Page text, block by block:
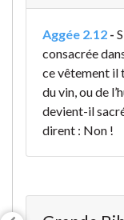
Aggée 2.12 -
consacrée
ce vêtement il
du vin, ou de
devient-il
dirent : Non !